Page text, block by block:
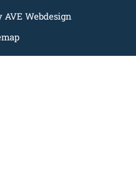
Webdesign